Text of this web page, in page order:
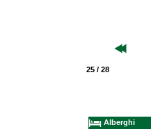
25 / 28
Alberghi